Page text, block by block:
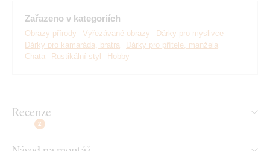
Originální bytový doplněk
Jednoduchá montáž na zeď
Montáž, kterou zvládne každý:
Instalace dekorace je opravdu snadná :) Pro zavěšení
Zařazeno v kategoriích
Obrazy přírody Vyřezávané obrazy
Dárky pro myslivce
Dárky pro kamaráda, bratra
Dárky pro přítele, manžela
Chata
Rustikální styl Hobby
Recenze
2